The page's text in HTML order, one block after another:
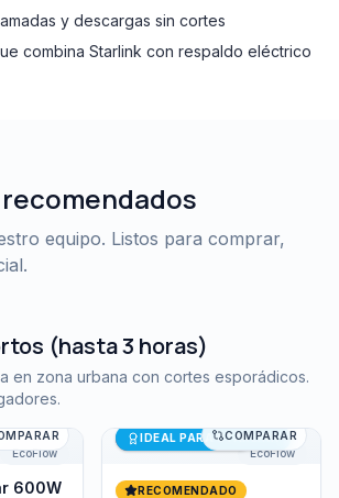
y descargas sin cortes
combina Starlink con respaldo eléctrico
equipo. Listos para comprar,
(hasta 3 horas)
en zona urbana con cortes esporádicos.
600W EcoFlow RIVER 3 Plus
EcoFlow
600W
Generador Solar 500W
EcoFlow
Últimas unidades
IDEAL PARA STARLINK
COMPARAR
RECOMENDADO